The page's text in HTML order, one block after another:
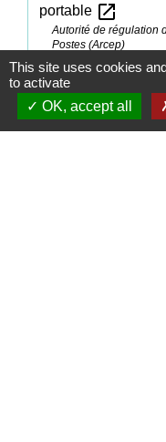
portable open_in_new
Autorité de régulation
Postes (Arcep)
This site uses cookies
to activate
OK, accept all